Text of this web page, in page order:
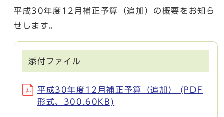
平成30年度12月補正予算（追加）の概要をお知ら
せします。
添付ファイル
平成30年度12月補正予算（追加） (PDF
形式、300.60KB)